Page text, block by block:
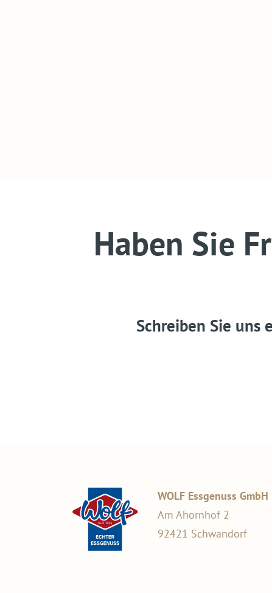
Haben Sie
Schreiben Sie uns
WOLF Essgenuss GmbH
Am Ahornhof 2
92421 Schwandorf